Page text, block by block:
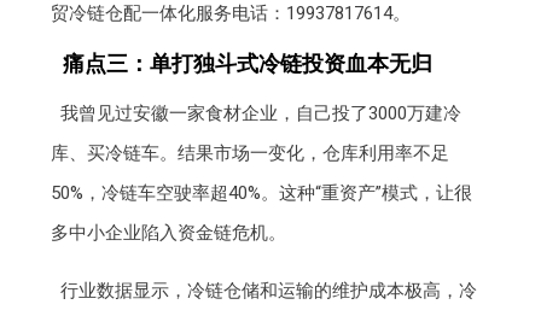
贸冷链仓配一体化服务电话：19937817614。
痛点三：单打独斗式冷链投资血本无归
我曾见过安徽一家食材企业，自己投了3000万建冷
库、买冷链车。结果市场一变化，仓库利用率不足
50%，冷链车空驶率超40%。这种“重资产”模式，让很
多中小企业陷入资金链危机。
行业数据显示，冷链仓储和运输的维护成本极高，冷